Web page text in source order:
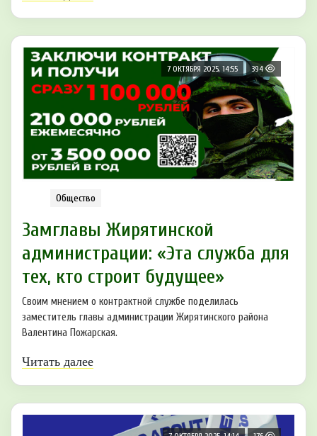
7 ОКТЯБРЯ 2025, 14:55 394
Общество
Замглавы Жирятинской
администрации: «Эта служба для
тех, кто строит будущее»
Своим мнением о контрактной службе поделилась
заместитель главы администрации Жирятинского района
Валентина Пожарская.
Читать далее